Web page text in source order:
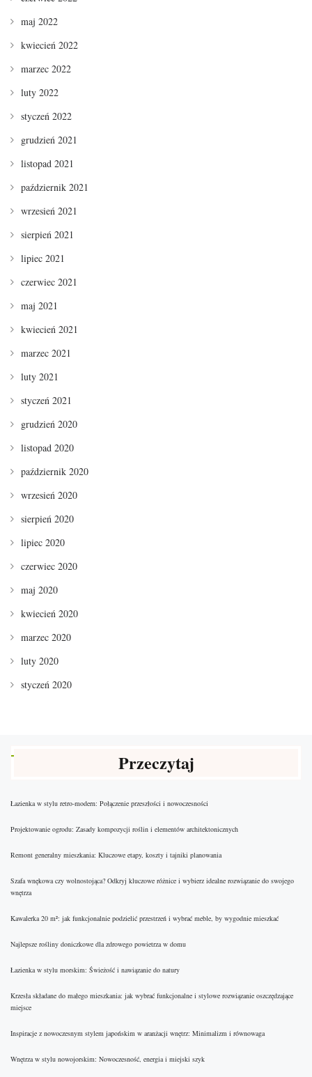
maj 2022
kwiecień 2022
marzec 2022
luty 2022
styczeń 2022
grudzień 2021
listopad 2021
październik 2021
wrzesień 2021
sierpień 2021
lipiec 2021
czerwiec 2021
maj 2021
kwiecień 2021
marzec 2021
luty 2021
styczeń 2021
grudzień 2020
listopad 2020
październik 2020
wrzesień 2020
sierpień 2020
lipiec 2020
czerwiec 2020
maj 2020
kwiecień 2020
marzec 2020
luty 2020
styczeń 2020
Przeczytaj
Łazienka w stylu retro-modern: Połączenie przeszłości i nowoczesności
Projektowanie ogrodu: Zasady kompozycji roślin i elementów architektonicznych
Remont generalny mieszkania: Kluczowe etapy, koszty i tajniki planowania
Szafa wnękowa czy wolnostojąca? Odkryj kluczowe różnice i wybierz idealne rozwiązanie do swojego
wnętrza
Kawalerka 20 m²: jak funkcjonalnie podzielić przestrzeń i wybrać meble, by wygodnie mieszkać
Najlepsze rośliny doniczkowe dla zdrowego powietrza w domu
Łazienka w stylu morskim: Świeżość i nawiązanie do natury
Krzesła składane do małego mieszkania: jak wybrać funkcjonalne i stylowe rozwiązanie oszczędzające
miejsce
Inspiracje z nowoczesnym stylem japońskim w aranżacji wnętrz: Minimalizm i równowaga
Wnętrza w stylu nowojorskim: Nowoczesność, energia i miejski szyk